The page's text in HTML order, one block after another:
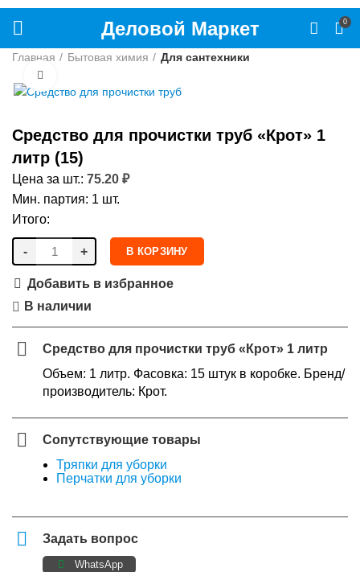
Деловой Маркет 0
Главная Бытовая химия Для сантехники
Средство для прочистки труб «Крот» 1
литр (15)
Цена за шт.: 75.20 ₽
Мин. партия: 1 шт.
Итого:
- + В КОРЗИНУ
Добавить в избранное
В наличии
Средство для прочистки труб «Крот» 1 литр
Объем: 1 литр. Фасовка: 15 штук в коробке. Бренд/
производитель: Крот.
Сопутствующие товары
Тряпки для уборки
Перчатки для уборки
Задать вопрос
WhatsApp